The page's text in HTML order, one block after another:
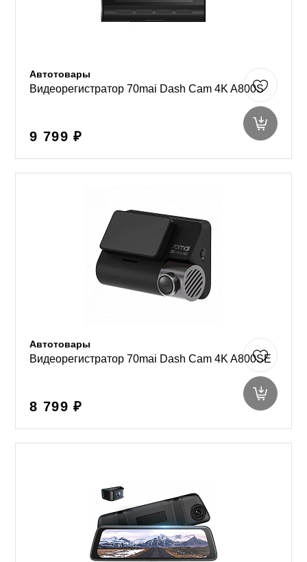
Автотовары
Видеорегистратор 70mai Dash Cam 4K A800S
9 799 ₽
Автотовары
Видеорегистратор 70mai Dash Cam 4K A800SE
8 799 ₽